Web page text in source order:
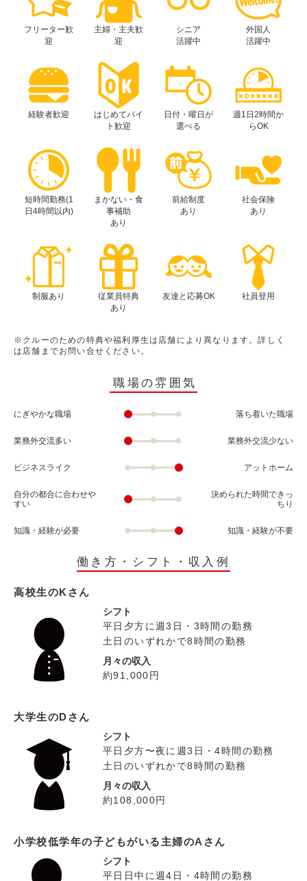
フリーター歓
迎
主婦・主夫歓
迎
シニア
活躍中
外国人
活躍中
経験者歓迎
はじめてバイ
ト歓迎
日付・曜日が
選べる
週1日2時間か
らOK
短時間勤務(1
日4時間以内)
まかない・食
事補助
あり
前給制度
あり
社会保険
あり
制服あり
従業員特典
あり
友達と応募OK 社員登用
※クルーのための特典や福利厚生は店舗により異なります。詳しく
は店舗までお問い合せください。
職場の雰囲気
にぎやかな職場 落ち着いた職場
業務外交流多い 業務外交流少ない
ビジネスライク アットホーム
自分の都合に合わせや
すい
決められた時間できっ
ちり
知識・経験が必要 知識・経験が不要
働き方・シフト・収入例
高校生のKさん
シフト
平日夕方に週3日・3時間の勤務
土日のいずれかで8時間の勤務
月々の収入
約91,000円
大学生のDさん
シフト
平日夕方〜夜に週3日・4時間の勤務
土日のいずれかで8時間の勤務
月々の収入
約108,000円
小学校低学年の子どもがいる主婦のAさん
シフト
平日日中に週4日・4時間の勤務